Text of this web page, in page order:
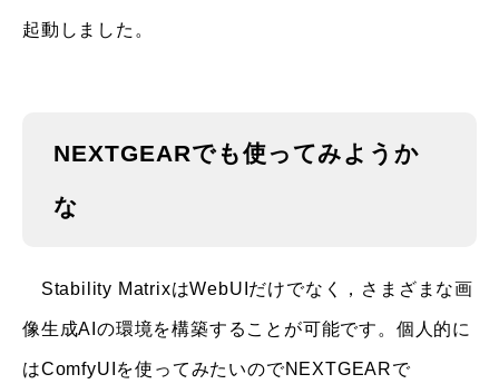
起動しました。
NEXTGEARでも使ってみようか
な
Stability MatrixはWebUIだけでなく，さまざまな画
像生成AIの環境を構築することが可能です。個人的に
はComfyUIを使ってみたいのでNEXTGEARで